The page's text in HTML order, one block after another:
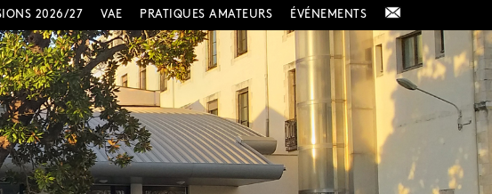
2026/27 VAE PRATIQUES AMATEURS ÉVÉNEMENTS